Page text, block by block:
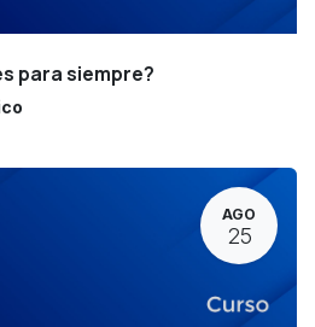
para siempre?
AGO
25